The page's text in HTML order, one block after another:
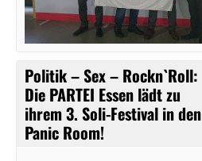
Politik – Sex – Rockn`Roll:
Die PARTEI Essen lädt zu
ihrem 3. Soli-Festival in den
Panic Room!